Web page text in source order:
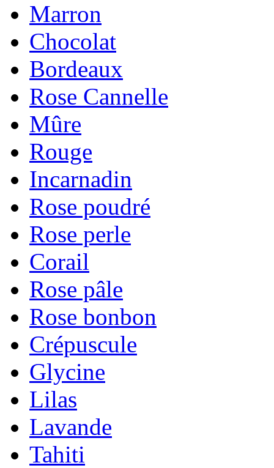
Marron
Chocolat
Bordeaux
Rose Cannelle
Mûre
Rouge
Incarnadin
Rose poudré
Rose perle
Corail
Rose pâle
Rose bonbon
Crépuscule
Glycine
Lilas
Lavande
Tahiti